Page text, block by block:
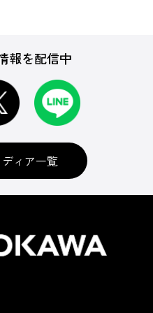
報を配信中
ィア一覧